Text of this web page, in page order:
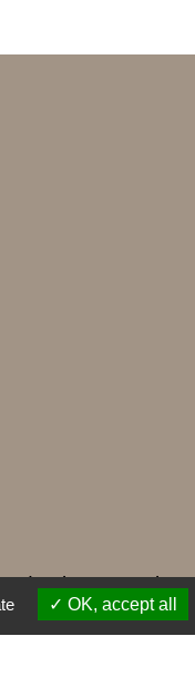
du site - Gestion
OK, accept all